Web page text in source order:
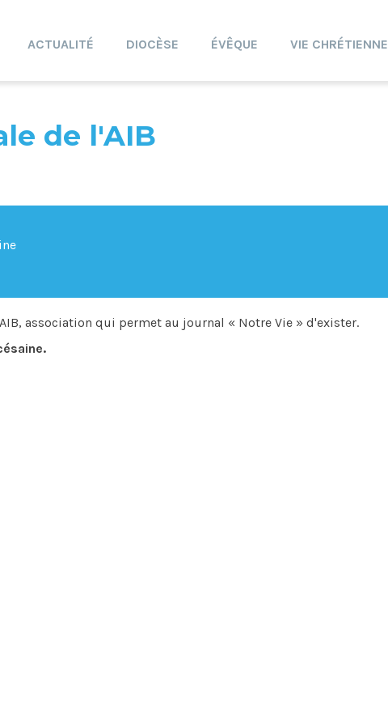
ACTUALITÉ DIOCÈSE ÉVÊQUE VIE CHRÉTIENNE
de l'AIB
association qui permet au journal « Notre Vie » d'exister.